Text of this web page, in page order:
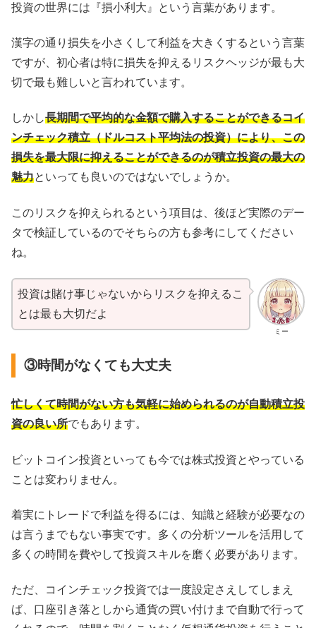
投資の世界には『損小利大』という言葉があります。
漢字の通り損失を小さくして利益を大きくするという言葉
ですが、初心者は特に損失を抑えるリスクヘッジが最も大
切で最も難しいと言われています。
しかし長期間で平均的な金額で購入することができるコイ
ンチェック積立（ドルコスト平均法の投資）により、この
損失を最大限に抑えることができるのが積立投資の最大の
魅力といっても良いのではないでしょうか。
このリスクを抑えられるという項目は、後ほど実際のデー
タで検証しているのでそちらの方も参考にしてください
ね。
ミー
投資は賭け事じゃないからリスクを抑えるこ
とは最も大切だよ
③時間がなくても大丈夫
忙しくて時間がない方も気軽に始められるのが自動積立投
資の良い所でもあります。
ビットコイン投資といっても今では株式投資とやっている
ことは変わりません。
着実にトレードで利益を得るには、知識と経験が必要なの
は言うまでもない事実です。多くの分析ツールを活用して
多くの時間を費やして投資スキルを磨く必要があります。
ただ、コインチェック投資では一度設定さえしてしまえ
ば、口座引き落としから通貨の買い付けまで自動で行って